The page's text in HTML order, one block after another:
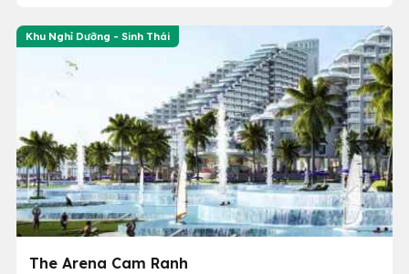
Khu Nghỉ Dưỡng - Sinh Thái
The Arena Cam Ranh